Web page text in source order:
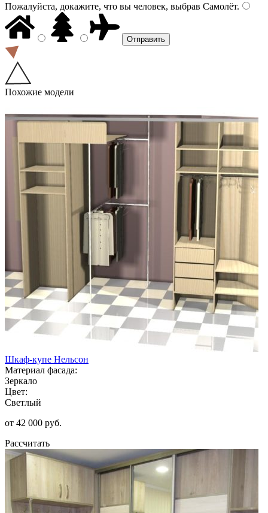
Пожалуйста, докажите, что вы человек, выбрав Самолёт.
Похожие модели
Шкаф-купе Нельсон
Материал фасада:
Зеркало
Цвет:
Светлый
от 42 000 руб.
Рассчитать